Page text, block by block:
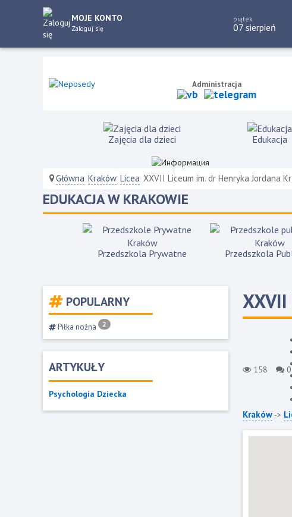
MOJE KONTO
Zaloguj się
piątek
07 sierpień
Administracja
Zajęcia dla dzieci Edukacja
Główna Kraków Licea XXVII Liceum im. dr Henryka Jordana
EDUKACJA W KRAKOWIE
Przedszkola Prywatne Przedszkola
POPULARNY
Piłka nożna 2
ARTYKUŁY
Psychologia Dziecka
XXVII
158 0
Kraków ->